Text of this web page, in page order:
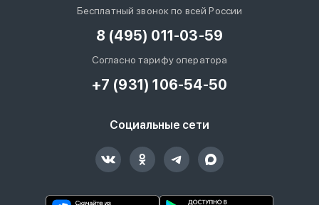
Бесплатный звонок по всей России
8 (495) 011-03-59
Согласно тарифу оператора
+7 (931) 106-54-50
Социальные сети